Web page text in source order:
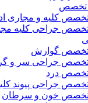
تخصص
کلیه و مجاری
جراحی کلیه
گوارش
جراحی سر و
درد
جراحی پیوند
خون و سرطان